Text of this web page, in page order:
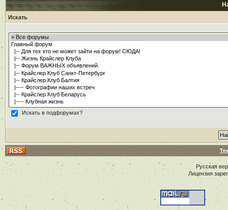
Искать
Искать в подфорумах?
Русская
Лицензия